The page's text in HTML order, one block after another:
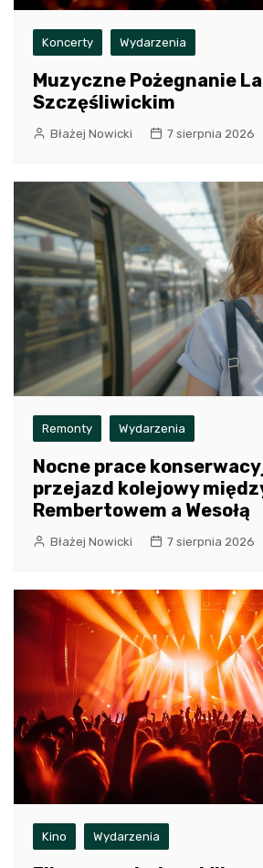
Koncerty Wydarzenia
Muzyczne Pożegnanie
Szczęśliwickim
Błażej Nowicki 7 sierpnia 2026
Remonty Wydarzenia
Nocne prace
przejazd kolejowy
Rembertowem a Wesołą
Błażej Nowicki 7 sierpnia 2026
Kino Wydarzenia